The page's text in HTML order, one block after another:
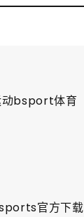
动bsport体育
官方下载